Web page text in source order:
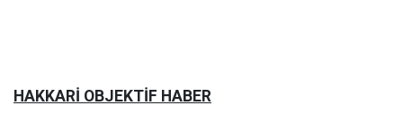
HAKKARİ OBJEKTİF HABER